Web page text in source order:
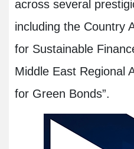
across several
including the Country
for Sustainable
Middle East Regional
for Green Bonds”.